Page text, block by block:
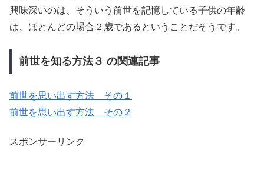
興味深いのは、そういう前世を記憶している子供の年齢
は、ほとんどの場合２歳であるということだそうです。
前世を知る方法３ の関連記事
前世を思い出す方法 その１
前世を思い出す方法 その２
スポンサーリンク